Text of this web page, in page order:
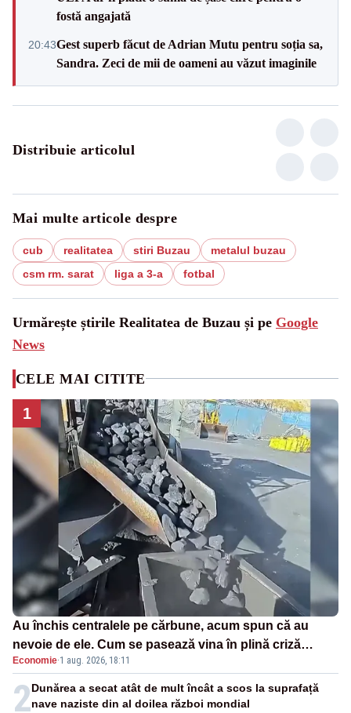
fostă angajată
20:43Gest superb făcut de Adrian Mutu pentru soția sa,
Sandra. Zeci de mii de oameni au văzut imaginile
Distribuie articolul
Mai multe articole despre
cub realitatea stiri Buzau
metalul buzau
csm rm. sarat
liga a 3-a fotbal
Urmărește știrile Realitatea de Buzau și pe Google
News
CELE MAI CITITE
1
Au închis centralele pe cărbune, acum spun că au
nevoie de ele. Cum se pasează vina în plină criză
energetică
Economie·1 aug. 2026, 18:11
2Dunărea a secat atât de mult încât a scos la suprafață
nave naziste din al doilea război mondial